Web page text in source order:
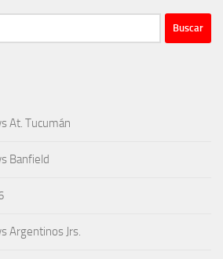
At. Tucumán
Banfield
Argentinos Jrs.